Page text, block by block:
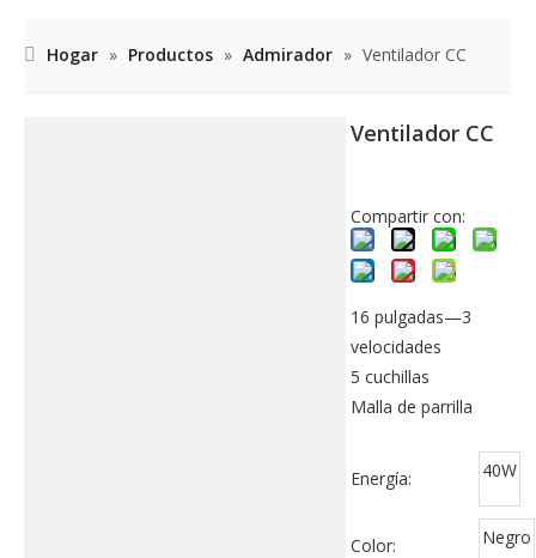
Hogar » Productos » Admirador » Ventilador CC
Ventilador CC
Compartir con:
16 pulgadas—3
velocidades
5 cuchillas
Malla de parrilla
Energía: 40W
Color: Negro